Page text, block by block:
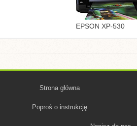
EPSON XP-530
Strona główna
Poproś o instrukcję